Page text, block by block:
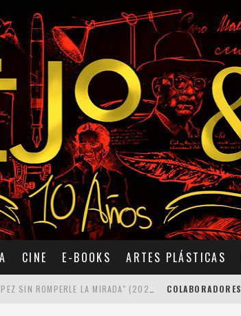
CINE E-BOOKS ARTES PLÁSTICAS
COLABORADORES